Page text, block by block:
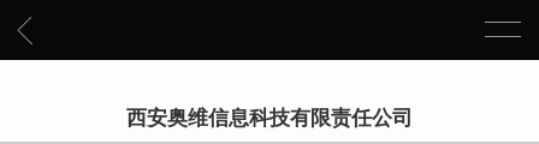
西安奥维信息科技有限责任公司